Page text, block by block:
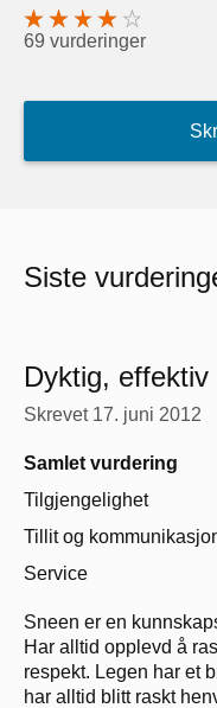
69 vurderinger
Siste
Dyktig,
Skrevet 17. juni 2012
Samlet vurdering
Tilgjengelighet
Tillit og
Service
Sneen er en
Har alltid opplevd å
respekt. Legen har et
har alltid blitt raskt